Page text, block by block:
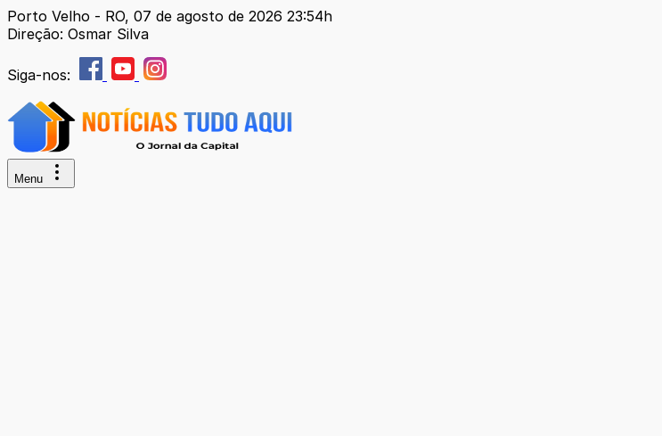
Porto Velho - RO, 07 de agosto de 2026 23:54h
Direção: Osmar Silva
Siga-nos:
Menu